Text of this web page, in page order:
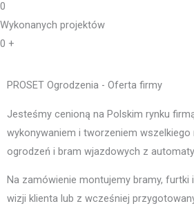
0
Wykonanych projektów
0 +
PROSET Ogrodzenia - Oferta firmy
Jesteśmy cenioną na Polskim rynku
wykonywaniem i tworzeniem
ogrodzeń i bram wjazdowych z
Na zamówienie montujemy bramy, furtki
wizji klienta lub z wcześniej